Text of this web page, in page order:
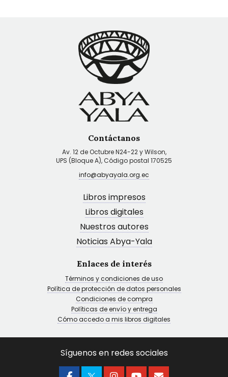
Contáctanos
Av. 12 de Octubre N24-22 y Wilson,
UPS (Bloque A), Código postal 170525
info@abyayala.org.ec
Libros impresos
Libros digitales
Nuestros autores
Noticias Abya-Yala
Enlaces de interés
Términos y condiciones de uso
Política de protección de datos personales
Condiciones de compra
Políticas de envío y entrega
Cómo accedo a mis libros digitales
Síguenos en redes sociales